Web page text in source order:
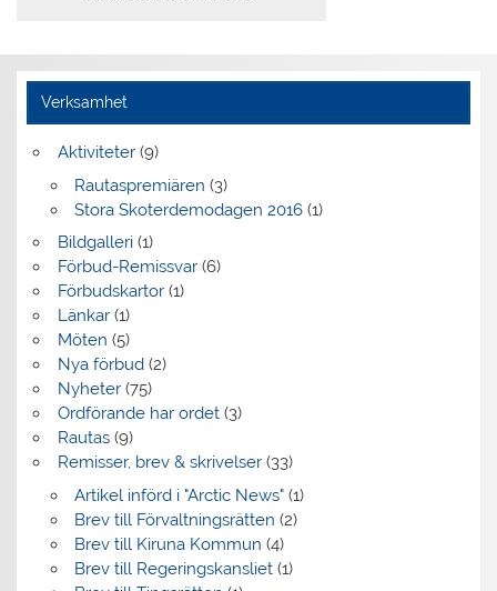
Verksamhet
Aktiviteter(9)
Rautaspremiären (3)
Stora Skoterdemodagen 2016(1)
Bildgalleri(1)
Förbud-Remissvar(6)
Förbudskartor(1)
Länkar(1)
Möten (5)
Nya förbud(2)
Nyheter(75)
Ordförande har ordet(3)
Rautas(9)
Remisser, brev & skrivelser(33)
Artikel införd i "Arctic News"(1)
Brev till Förvaltningsrätten (2)
Brev till Kiruna Kommun (4)
Brev till Regeringskansliet(1)